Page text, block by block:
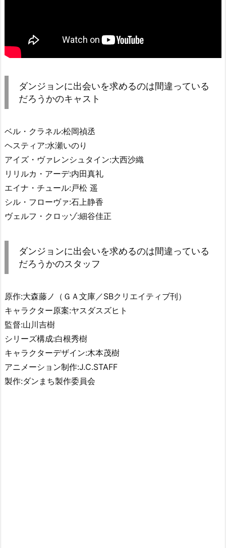
ダンジョンに出会いを求めるのは間違っている
だろうかのキャスト
ベル・クラネル:松岡禎丞
ヘスティア:水瀬いのり
アイズ・ヴァレンシュタイン:大西沙織
リリルカ・アーデ:内田真礼
エイナ・チュール:戸松 遥
シル・フローヴァ:石上静香
ヴェルフ・クロッゾ:細谷佳正
ダンジョンに出会いを求めるのは間違っている
だろうかのスタッフ
原作:大森藤ノ（ＧＡ文庫／SBクリエイティブ刊）
キャラクター原案:ヤスダスズヒト
監督:山川吉樹
シリーズ構成:白根秀樹
キャラクターデザイン:木本茂樹
アニメーション制作:J.C.STAFF
製作:ダンまち製作委員会